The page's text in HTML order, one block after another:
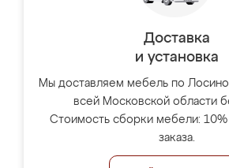
Доставка
и установка
Мы доставляем мебель по
всей Московской области
Стоимость сборки мебели: 10%
заказа.